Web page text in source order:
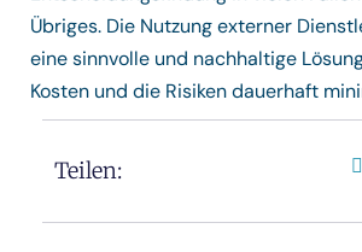
Übriges. Die Nutzung externer
eine sinnvolle und nachhaltige
Kosten und die Risiken dauerhaft
Teilen: